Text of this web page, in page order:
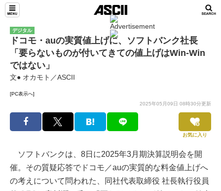
デジタル
ドコモ・auの実質値上げに、ソフトバンク社長
「要らないものが付いてきての値上げはWin-Win
ではない」
文● オカモト／ASCII
[PC表示へ]
2025年05月09日 08時30分更新
お気に入り
ソフトバンクは、8日に2025年3月期決算説明会を開
催。その質疑応答でドコモ／auの実質的な料金値上げへ
の考えについて問われた、同社代表取締役 社長執行役員